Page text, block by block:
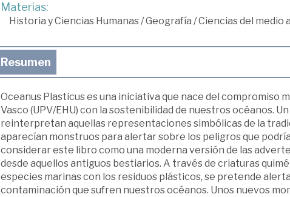
Materias:
Historia y Ciencias Humanas/Geografía /Ciencias del medio
Resumen
Oceanus Plasticus es una iniciativa que nace del compromiso
Vasco (UPV/EHU) con la sostenibilidad de nuestros océanos.
reinterpretan aquellas representaciones simbólicas de la
aparecían monstruos para alertar sobre los peligros que
considerar este libro como una moderna versión de las
desde aquellos antiguos bestiarios. A través de criaturas
especies marinas con los residuos plásticos, se pretende
contaminación que sufren nuestros océanos. Unos nuevos